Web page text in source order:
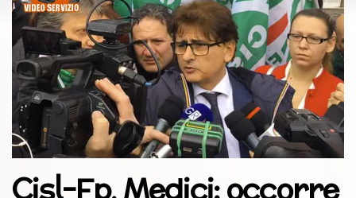
Cisl-Fp, Medici: occorre